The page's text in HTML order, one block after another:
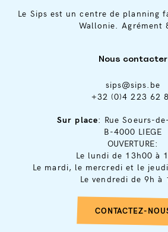
Le Sips est un centre de planning
Wallonie. Agrément
Nous contacter
sips@sips.be
+32 (0)4 223 62
Sur place: Rue Soeurs-
B-4000 LIEGE
OUVERTURE:
Le lundi de 13h00 à
Le mardi, le mercredi et le
Le vendredi de 9h à
CONTACTEZ-